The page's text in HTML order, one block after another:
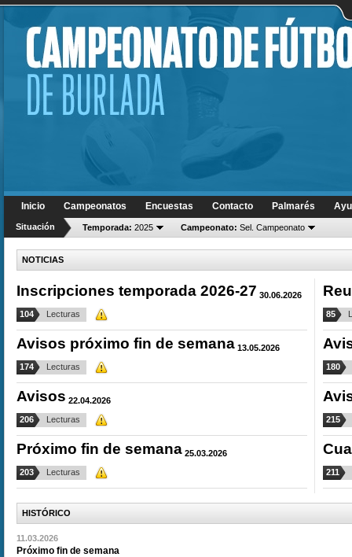
Inicio Campeonatos Encuestas Contacto Palmarés
Situación Temporada: 2025 Campeonato: Sel. Campeonato
NOTICIAS
Inscripciones temporada 2026-27 30.06.2026
104
Lecturas
Avisos próximo fin de semana 13.05.2026
174
Lecturas
Avisos 22.04.2026
206
Lecturas
Próximo fin de semana 25.03.2026
203
Lecturas
85
180
215
211
HISTÓRICO
11.03.2026
Próximo fin de semana